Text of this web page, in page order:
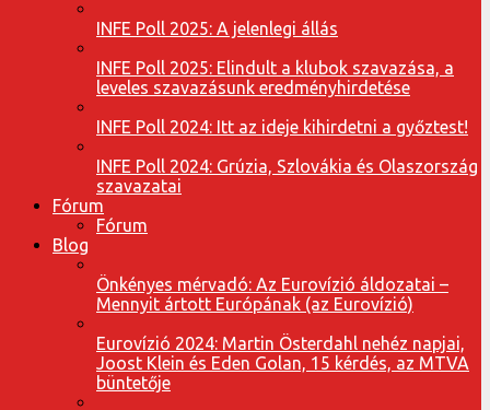
INFE Poll 2025: A jelenlegi állás
INFE Poll 2025: Elindult a klubok szavazása, a
leveles szavazásunk eredményhirdetése
INFE Poll 2024: Itt az ideje kihirdetni a győztest!
INFE Poll 2024: Grúzia, Szlovákia és Olaszország
szavazatai
Fórum
Fórum
Blog
Önkényes mérvadó: Az Eurovízió áldozatai –
Mennyit ártott Európának (az Eurovízió)
Eurovízió 2024: Martin Österdahl nehéz napjai,
Joost Klein és Eden Golan, 15 kérdés, az MTVA
büntetője